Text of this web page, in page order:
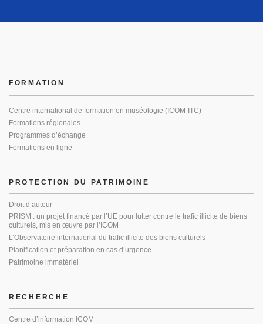
PROTECTION DU PATRIMOINE
Droit d’auteur
PRISM : un projet financé par l’UE pour lutter contre le trafic illicite de biens
culturels, mis en œuvre par l’ICOM
L’Observatoire international du trafic illicite des biens culturels
Planification et préparation en cas d’urgence
Patrimoine immatériel
FORMATION
Centre international de formation en muséologie (ICOM-ITC)
Formations régionales
Programmes d’échange
Formations en ligne
RECHERCHE
Centre d’information ICOM